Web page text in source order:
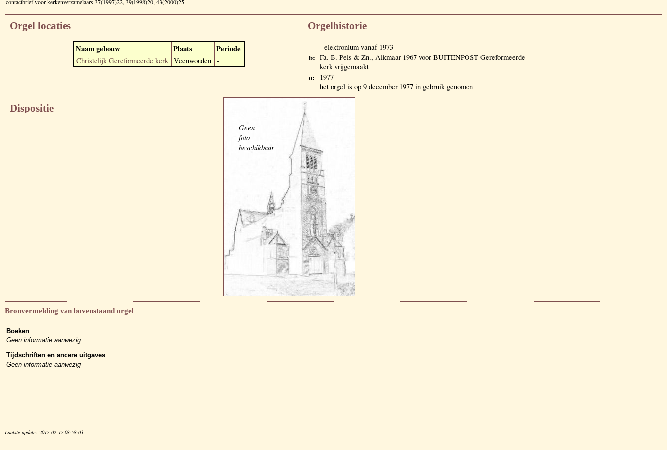
contactbrief voor kerkenverzamelaars 37(1997)22, 39(1998)20, 43(2000)25
Orgel locaties
Naam gebouw Plaats Periode
Christelijk Gereformeerde kerk Veenwouden -
Orgelhistorie
- elektronium vanaf 1973
b: Fa. B. Pels & Zn., Alkmaar 1967 voor BUITENPOST Gereformeerde
kerk vrijgemaakt
o:
1977
het orgel is op 9 december 1977 in gebruik genomen
Dispositie
-
Geen
foto
beschikbaar
Bronvermelding van bovenstaand orgel
Boeken
Geen informatie aanwezig
Tijdschriften en andere uitgaves
Geen informatie aanwezig
Laatste update: 2017-02-17 08:58:03